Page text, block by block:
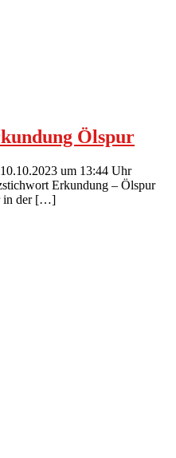
Ölspur
um 13:44 Uhr
Erkundung – Ölspur
in der […]